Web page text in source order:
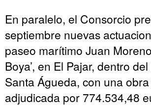
En paralelo, el Consorcio
septiembre nuevas
paseo marítimo Juan
Boya’, en El Pajar, dentro
Santa Águeda, con una
adjudicada por 774.534,48